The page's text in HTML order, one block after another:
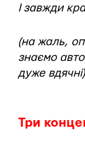
І завжди
(на жаль,
знаємо
дуже вдячні)
Три